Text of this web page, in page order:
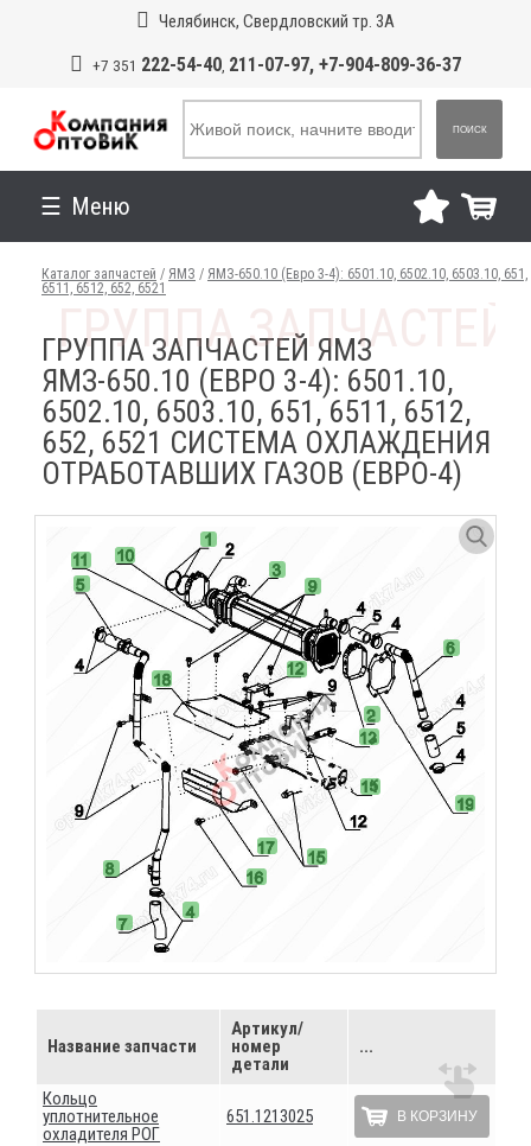
Челябинск, Свердловский тр. 3А
+7 351 222-54-40, 211-07-97, +7-904-809-36-37
ПОИСК
Меню
Каталог запчастей / ЯМЗ / ЯМЗ-650.10 (Евро 3-4): 6501.10, 6502.10, 6503.10, 651,
6511, 6512, 652, 6521
ГРУППА ЗАПЧАСТЕЙ ЯМЗ
ЯМЗ-650.10 (ЕВРО 3-4): 6501.10,
6502.10, 6503.10, 651, 6511, 6512,
652, 6521 СИСТЕМА ОХЛАЖДЕНИЯ
ОТРАБОТАВШИХ ГАЗОВ (ЕВРО-4)
Название запчасти
Артикул/
номер
детали
...
Кольцо
уплотнительное
охладителя РОГ
651.1213025 В КОРЗИНУ